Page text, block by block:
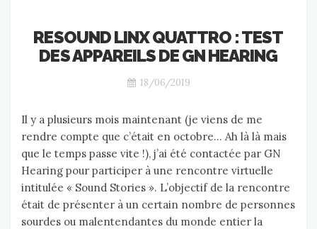
RESOUND LINX QUATTRO : TEST
DES APPAREILS DE GN HEARING
18/06/2019
Il y a plusieurs mois maintenant (je viens de me
rendre compte que c’était en octobre… Ah là là mais
que le temps passe vite !), j’ai été contactée par GN
Hearing pour participer à une rencontre virtuelle
intitulée « Sound Stories ». L’objectif de la rencontre
était de présenter à un certain nombre de personnes
sourdes ou malentendantes du monde entier la